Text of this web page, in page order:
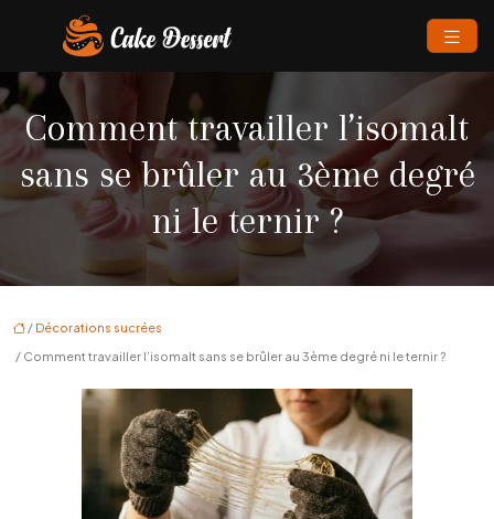
Comment travailler l’isomalt
sans se brûler au 3ème degré
ni le ternir ?
/ Décorations sucrées
/ Comment travailler l’isomalt sans se brûler au 3ème degré ni le ternir ?